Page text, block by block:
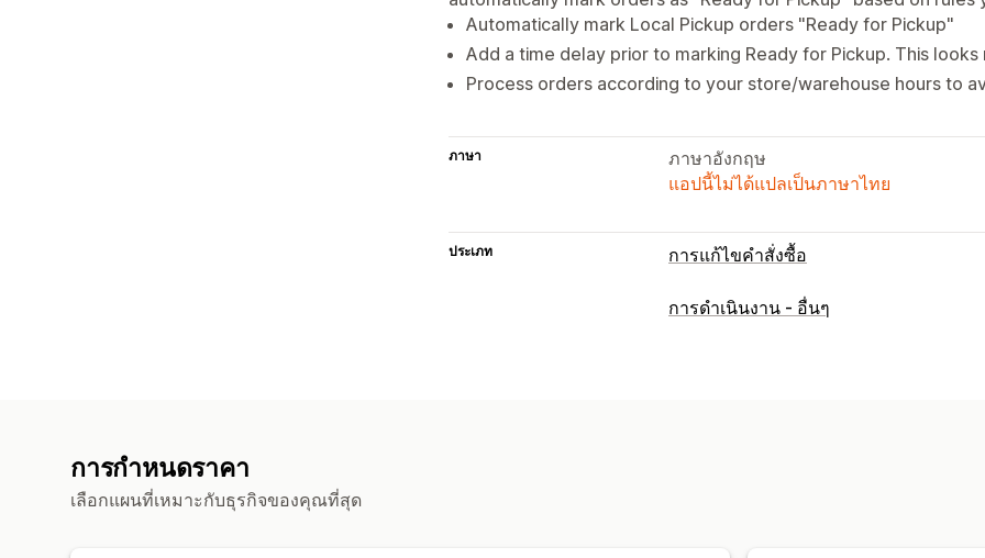
Automatically mark Local Pickup orders "Ready for Pickup"
Add a time delay prior to marking Ready for Pickup. This looks
Process orders according to your store/warehouse hours to
ภาษา
ภาษาอังกฤษ
แอปนี้ไม่ได้แปลเป็นภาษาไทย
ประเภท การแก้ไขคำสั่งซื้อ
อัปเดตคำสั่งซื้อ
การดำเนินงาน - อื่นๆ
การกำหนดราคา
เลือกแผนที่เหมาะกับธุรกิจของคุณที่สุด